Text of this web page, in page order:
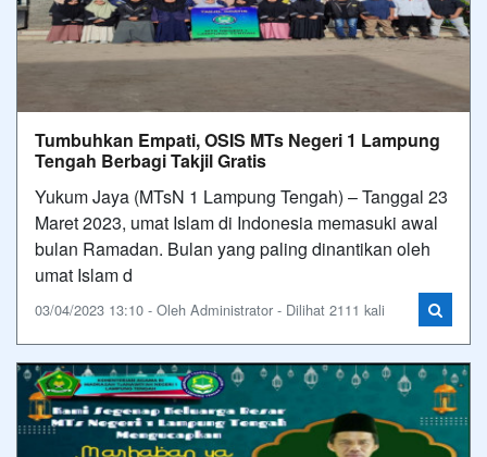
Tumbuhkan Empati, OSIS MTs Negeri 1 Lampung
Tengah Berbagi Takjil Gratis
Yukum Jaya (MTsN 1 Lampung Tengah) – Tanggal 23
Maret 2023, umat Islam di Indonesia memasuki awal
bulan Ramadan. Bulan yang paling dinantikan oleh
umat Islam d
03/04/2023 13:10 - Oleh Administrator - Dilihat 2111 kali